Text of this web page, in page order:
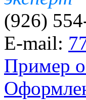
(926)
E-mail:
Пример